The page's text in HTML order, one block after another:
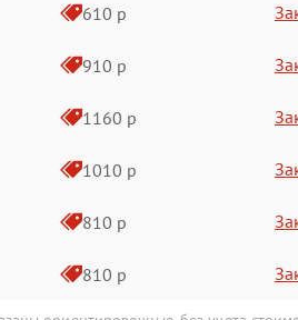
610 р
910 р
1160 р
1010 р
810 р
810 р